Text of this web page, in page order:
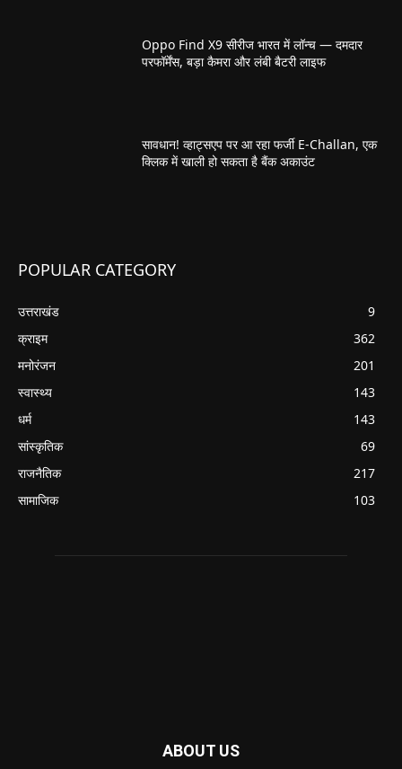
Oppo Find X9 सीरीज भारत में लॉन्च — दमदार
परफॉर्मेंस, बड़ा कैमरा और लंबी बैटरी लाइफ
सावधान! व्हाट्सएप पर आ रहा फर्जी E-Challan, एक
क्लिक में खाली हो सकता है बैंक अकाउंट
POPULAR CATEGORY
उत्तराखंड
9
क्राइम
362
मनोरंजन
201
स्वास्थ्य
143
धर्म
143
सांस्कृतिक
69
राजनैतिक
217
सामाजिक
103
ABOUT US